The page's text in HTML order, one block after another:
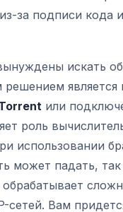
за подписи кода
искать
является
или
роль
использовании
может падать,
сетей. Вам